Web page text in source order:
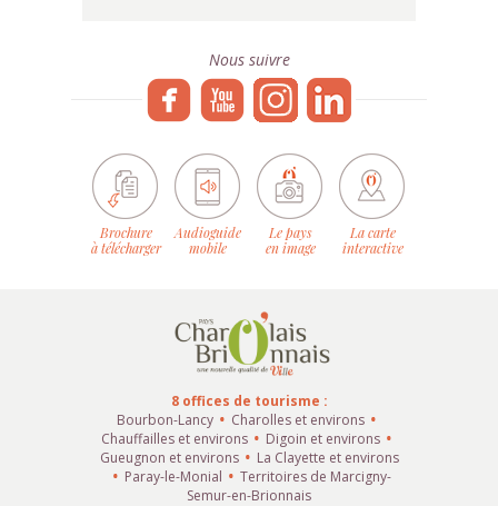
Nous suivre
Brochure
à télécharger
Audioguide
mobile
Le pays
en image
La carte
interactive
8 offices de tourisme :
Bourbon-Lancy
Charolles et environs
Chauffailles et environs
Digoin et environs
Gueugnon et environs
La Clayette et environs
Paray-le-Monial
Territoires de Marcigny-
Semur-en-Brionnais